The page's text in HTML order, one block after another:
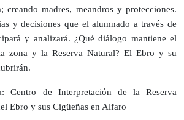
creando madres, meandros y protecciones.
y decisiones que el alumnado a través de
y analizará. ¿Qué diálogo mantiene el
zona y la Reserva Natural? El Ebro y su
Centro de Interpretación de la Reserva
Ebro y sus Cigüeñas en Alfaro